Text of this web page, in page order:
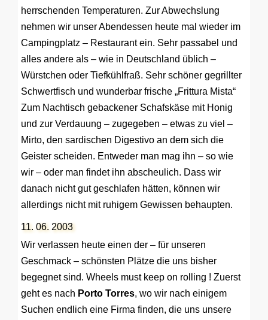
herrschenden Temperaturen. Zur Abwechslung
nehmen wir unser Abendessen heute mal wieder im
Campingplatz – Restaurant ein. Sehr passabel und
alles andere als – wie in Deutschland üblich –
Würstchen oder Tiefkühlfraß. Sehr schöner gegrillter
Schwertfisch und wunderbar frische „Frittura Mista“
Zum Nachtisch gebackener Schafskäse mit Honig
und zur Verdauung – zugegeben – etwas zu viel –
Mirto, den sardischen Digestivo an dem sich die
Geister scheiden. Entweder man mag ihn – so wie
wir – oder man findet ihn abscheulich. Dass wir
danach nicht gut geschlafen hätten, können wir
allerdings nicht mit ruhigem Gewissen behaupten.
11. 06. 2003
Wir verlassen heute einen der – für unseren
Geschmack – schönsten Plätze die uns bisher
begegnet sind. Wheels must keep on rolling ! Zuerst
geht es nach Porto Torres, wo wir nach einigem
Suchen endlich eine Firma finden, die uns unsere